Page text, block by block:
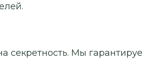
Мы